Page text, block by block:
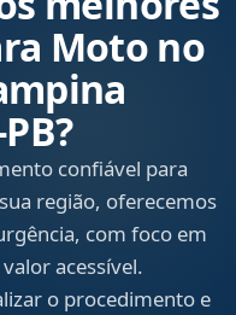
Moto no
confiável para
região, oferecemos
com foco em
acessível.
o procedimento e